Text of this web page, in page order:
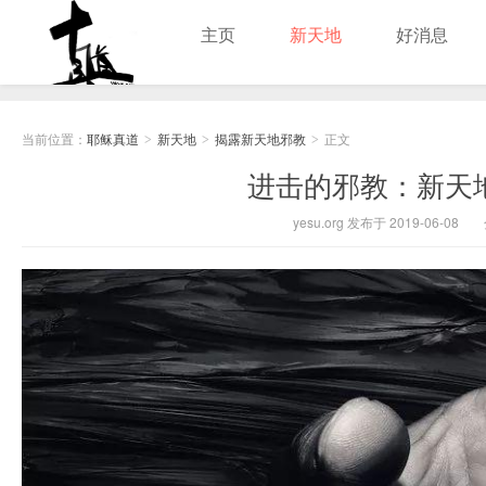
主页 新天地 好消息
当前位置： 耶稣真道 > 新天地 > 揭露新天地邪教 > 正文
进击的邪教：新天
yesu.org 发布于 2019-06-08